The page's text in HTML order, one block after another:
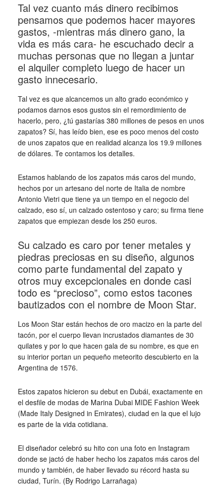
Tal vez cuanto más dinero recibimos
pensamos que podemos hacer mayores
gastos, -mientras más dinero gano, la
vida es más cara- he escuchado decir a
muchas personas que no llegan a juntar
el alquiler completo luego de hacer un
gasto innecesario.
Tal vez es que alcancemos un alto grado económico y
podamos darnos esos gustos sin el remordimiento de
hacerlo, pero, ¿tú gastarías 380 millones de pesos en unos
zapatos? Sí, has leído bien, ese es poco menos del costo
de unos zapatos que en realidad alcanza los 19.9 millones
de dólares. Te contamos los detalles.
Estamos hablando de los zapatos más caros del mundo,
hechos por un artesano del norte de Italia de nombre
Antonio Vietri que tiene ya un tiempo en el negocio del
calzado, eso sí, un calzado ostentoso y caro; su firma tiene
zapatos que empiezan desde los 250 euros.
Su calzado es caro por tener metales y
piedras preciosas en su diseño, algunos
como parte fundamental del zapato y
otros muy excepcionales en donde casi
todo es “precioso”, como estos tacones
bautizados con el nombre de Moon Star.
Los Moon Star están hechos de oro macizo en la parte del
tacón, por el cuerpo llevan incrustados diamantes de 30
quilates y por lo que hacen gala de su nombre, es que en
su interior portan un pequeño meteorito descubierto en la
Argentina de 1576.
Estos zapatos hicieron su debut en Dubái, exactamente en
el desfile de modas de Marina Dubai MIDE Fashion Week
(Made Italy Designed in Emirates), ciudad en la que el lujo
es parte de la vida cotidiana.
El diseñador celebró su hito con una foto en Instagram
donde se jactó de haber hecho los zapatos más caros del
mundo y también, de haber llevado su récord hasta su
ciudad, Turín. (By Rodrigo Larrañaga)